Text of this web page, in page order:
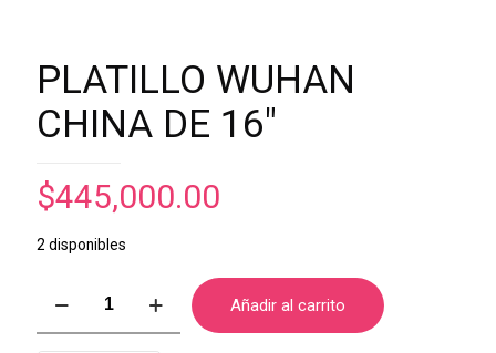
PLATILLO WUHAN
CHINA DE 16″
$445,000.00
2 disponibles
Añadir al carrito